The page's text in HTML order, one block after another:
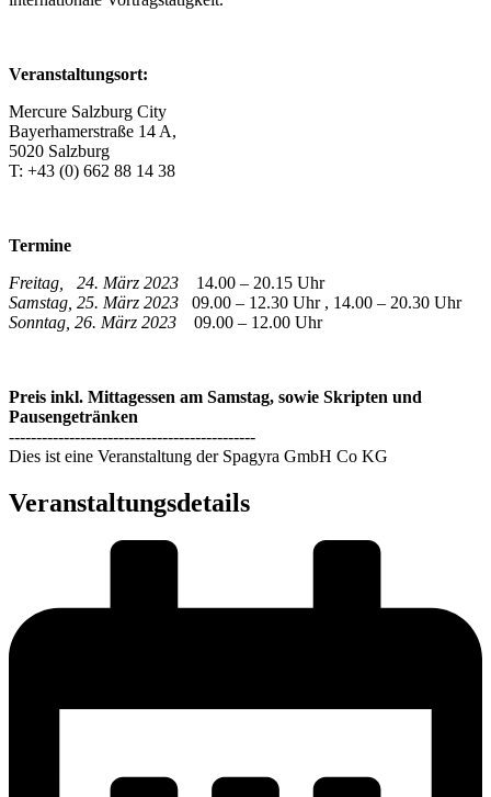
Veranstaltungsort:
Mercure Salzburg City
Bayerhamerstraße 14 A,
5020 Salzburg
T: +43 (0) 662 88 14 38
Termine
Freitag, 24. März 2023 14.00 – 20.15 Uhr
Samstag, 25. März 2023 09.00 – 12.30 Uhr , 14.00 – 20.30 Uhr
Sonntag, 26. März 2023
09.00 – 12.00 Uhr
Preis inkl. Mittagessen am Samstag, sowie Skripten und
Pausengetränken
---------------------------------------------
Dies ist eine Veranstaltung der Spagyra GmbH Co KG
Veranstaltungsdetails